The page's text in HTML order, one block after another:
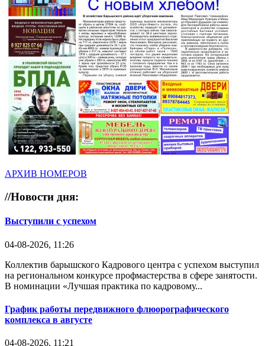
АРХИВ НОМЕРОВ
//Новости дня:
Выступили с успехом
04-08-2026, 11:26
Коллектив барышского Кадрового центра с успехом выступил
на региональном конкурсе профмастерства в сфере занятости.
В номинации «Лучшая практика по кадровому...
График работы передвижного флюорографического
комплекса в августе
04-08-2026, 11:21